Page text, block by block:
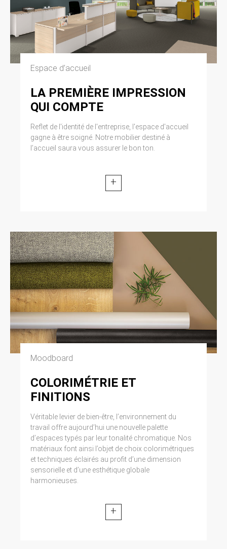
Espace d’accueil
LA PREMIÈRE IMPRESSION
QUI COMPTE
Reflet de l'identité de l'entreprise, l'espace d'accueil
gagne à être soigné. Notre mobilier destiné à
l’accueil saura vous assurer le bon ton.
+
Moodboard
COLORIMÉTRIE ET
FINITIONS
Véritable levier de bien-être, l’environnement du
travail offre aujourd’hui une nouvelle palette
d’espaces typés par leur tonalité chromatique. Nos
matériaux font ainsi l’objet de choix colorimétriques
et techniques éclairés au profit d’une dimension
sensorielle et d’une esthétique globale
harmonieuses.
+